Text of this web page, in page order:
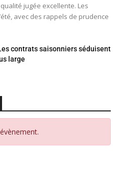
jugée excellente. Les
avec des rappels de prudence
contrats saisonniers séduisent
large